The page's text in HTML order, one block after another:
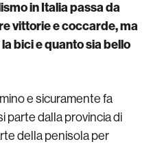
in Italia passa da
vittorie e coccarde, ma
bici e quanto sia bello
e sicuramente fa
parte dalla provincia di
della penisola per